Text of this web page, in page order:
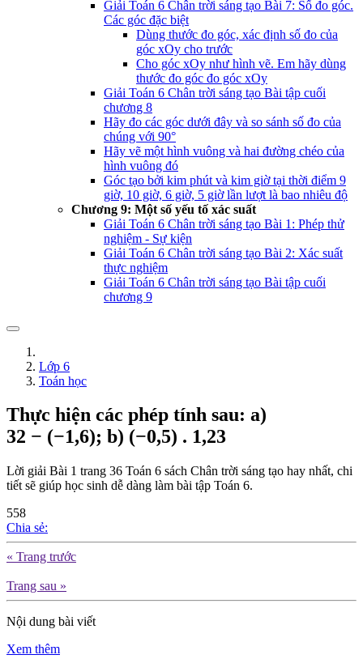
Giải Toán 6 Chân trời sáng tạo Bài 7: Số đo góc.
Các góc đặc biệt
Dùng thước đo góc, xác định số đo của
góc xOy cho trước
Cho góc xOy như hình vẽ. Em hãy dùng
thước đo góc đo góc xOy
Giải Toán 6 Chân trời sáng tạo Bài tập cuối
chương 8
Hãy đo các góc dưới đây và so sánh số đo của
chúng với 90°
Hãy vẽ một hình vuông và hai đường chéo của
hình vuông đó
Góc tạo bởi kim phút và kim giờ tại thời điểm 9
giờ, 10 giờ, 6 giờ, 5 giờ lần lượt là bao nhiêu độ
Chương 9: Một số yếu tố xác suất
Giải Toán 6 Chân trời sáng tạo Bài 1: Phép thử
nghiệm - Sự kiện
Giải Toán 6 Chân trời sáng tạo Bài 2: Xác suất
thực nghiệm
Giải Toán 6 Chân trời sáng tạo Bài tập cuối
chương 9
Lớp 6
Toán học
Thực hiện các phép tính sau: a)
32 − (−1,6); b) (−0,5) . 1,23
Lời giải Bài 1 trang 36 Toán 6 sách Chân trời sáng tạo hay nhất, chi
tiết sẽ giúp học sinh dễ dàng làm bài tập Toán 6.
558
Chia sẻ:
« Trang trước
Trang sau »
Nội dung bài viết
Xem thêm